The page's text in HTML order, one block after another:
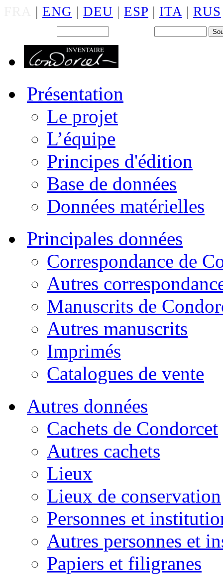
| ENG | DEU | ESP | ITA | RUS
Présentation
Le projet
L’équipe
Principes d'édition
Base de données
Données matérielles
Principales données
Correspondance de
Autres
Manuscrits de
Autres manuscrits
Imprimés
Catalogues de vente
Autres données
Cachets de Condorcet
Autres cachets
Lieux
Lieux de conservation
Personnes et
Autres personnes et
Papiers et filigranes